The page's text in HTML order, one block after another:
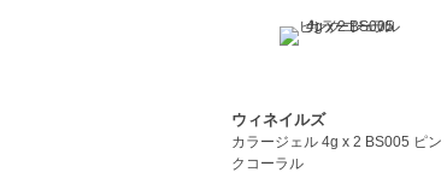
ウィネイルズ
カラージェル 4g x 2 BS005 ピン
クコーラル